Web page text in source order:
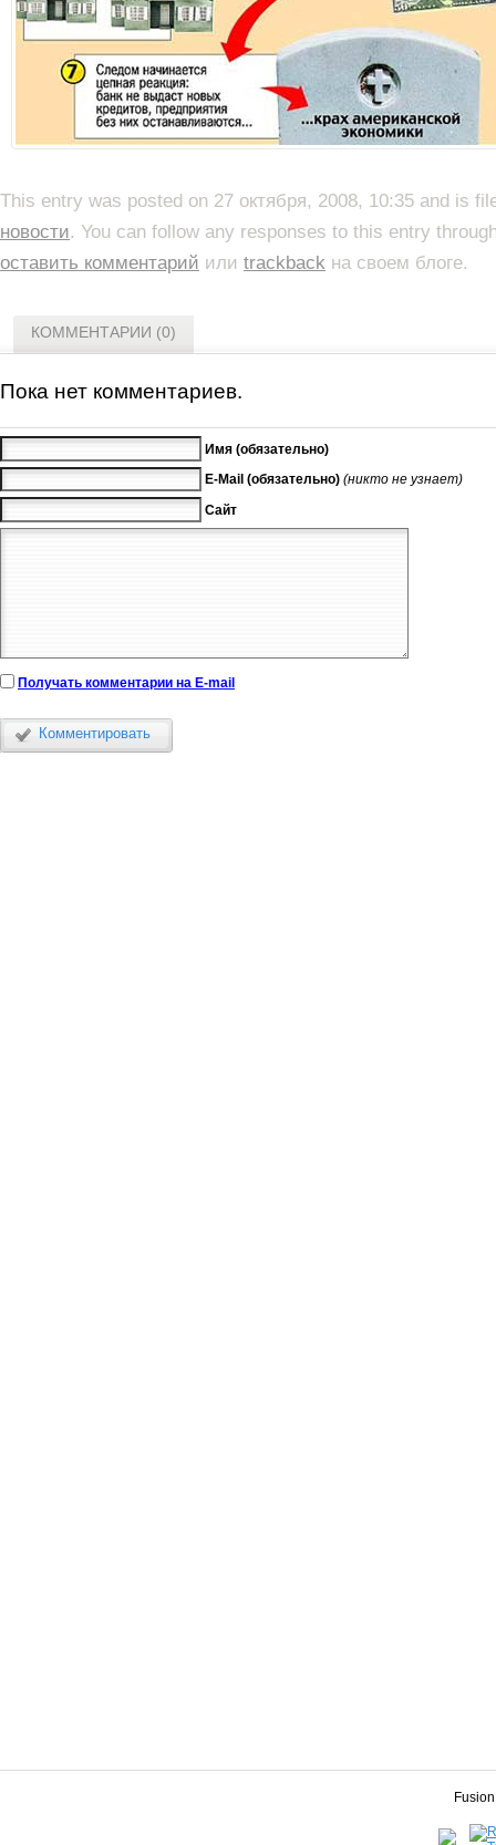
This entry was posted on 27 октября, 2008, 10:35 and is
новости. You can follow any responses to this entry
оставить комментарий или trackback на своем блоге.
КОММЕНТАРИИ (0)
Пока нет комментариев.
Имя (обязательно)
E-Mail (обязательно) (никто не узнает)
Сайт
Получать комментарии на E-mail
Комментировать